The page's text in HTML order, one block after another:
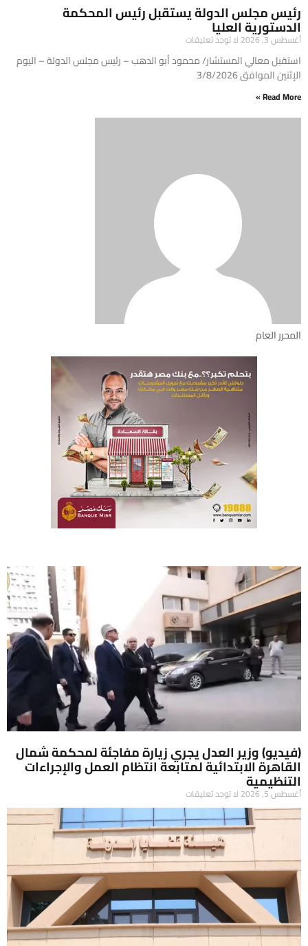
رئيس مجلس الدولة يستقبل رئيس المحكمة
الدستورية العليا
أغسطس 3, 2026 لا توجد تعليقات
استقبل معالي المستشار/ محمود أبو الدهب – رئيس مجلس الدولة – اليوم
الإثنين الموافق 3/8/2026
Read More »
المحرر العام
(فيديو) وزير العدل يجري زيارة مفاجئة لمحكمة شمال
القاهرة الابتدائية لمتابعة انتظام العمل والإجراءات
التنظيمية
أغسطس 5, 2026 لا توجد تعليقات